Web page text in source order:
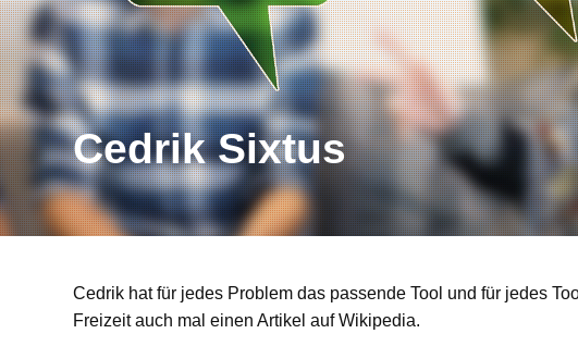
Cedrik Sixtus
Cedrik hat für jedes Problem das passende Tool und für jedes
Freizeit auch mal einen Artikel auf Wikipedia.